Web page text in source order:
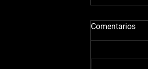
Comentarios